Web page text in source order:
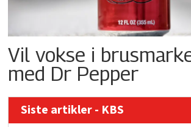
Vil vokse i
med Dr Pepper
Siste artikler - KBS